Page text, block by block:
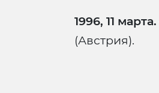
1996, 11 марта.
(Австрия).